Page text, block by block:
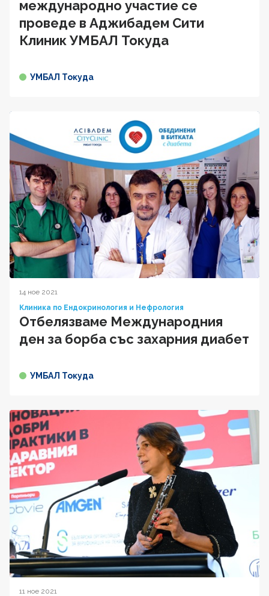
международно участие се
проведе в Аджибадем Сити
Клиник УМБАЛ Токуда
УМБАЛ Токуда
14 ное 2021
Клиника по Ендокринология и Нефрология
Отбелязваме Международния
ден за борба със захарния диабет
УМБАЛ Токуда
11 ное 2021